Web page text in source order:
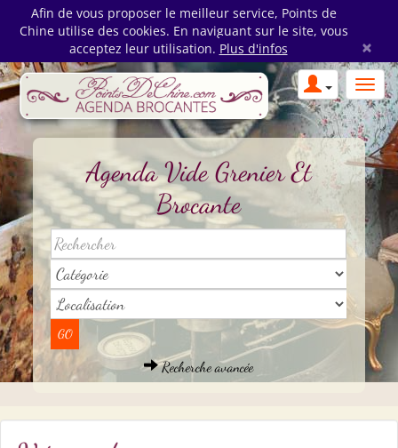
Afin de vous proposer le meilleur service, Points de
Chine utilise des cookies. En naviguant sur le site, vous
acceptez leur utilisation. Plus d'infos ×
Agenda Vide Grenier Et
Brocante
Recherche avancée